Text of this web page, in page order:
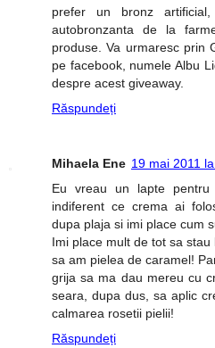
prefer un bronz
autobronzanta de la
produse. Va urmaresc prin
pe facebook, numele Albu
despre acest giveaway.
Răspundeți
Mihaela Ene 19 mai 2011
Eu vreau un lapte pentru
indiferent ce crema ai
dupa plaja si imi place cum
Imi place mult de tot sa
sa am pielea de caramel!
grija sa ma dau mereu cu
seara, dupa dus, sa aplic
calmarea rosetii pielii!
Răspundeți